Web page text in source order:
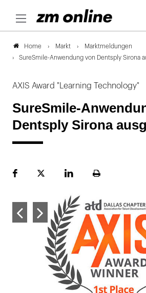
Home Markt
Marktmeldungen
SureSmile-Anwendung von Dentsply Sirona
AXIS Award "Learning Technology"
SureSmile-
Dentsply Sirona
FacebookPlattformLinekdInSeite